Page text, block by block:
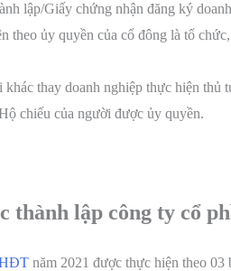
lập/Giấy chứng nhận đăng ký
theo ủy quyền của cổ đông là tổ
thay doanh nghiệp thực hiện thủ
chiếu của người được ủy quyền.
thành lập công ty cổ
năm 2021 được thực hiện theo 03